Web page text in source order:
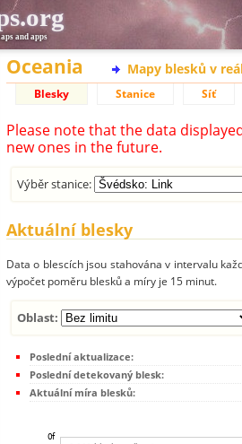
and apps
Oceania Mapy blesků v
Blesky Stanice Síť
Please note that the data
new ones in the future.
Výběr stanice:
Aktuální blesky
Data o blescích jsou stahována v intervalu
výpočet poměru blesků a míry je 15 minut.
Oblast:
Poslední aktualizace:
Poslední detekovaný blesk:
Aktuální míra blesků: